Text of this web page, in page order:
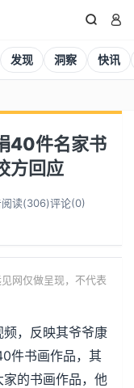
 
发现 洞察 快讯
40件名家书
方回应
阅读(306)评论(0)
网仅做呈现，不代表
，反映其爷爷康
件书画作品，其
的书画作品，他